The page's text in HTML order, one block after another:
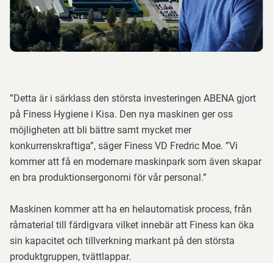
”Detta är i särklass den största investeringen ABENA gjort
på Finess Hygiene i Kisa. Den nya maskinen ger oss
möjligheten att bli bättre samt mycket mer
konkurrenskraftiga”, säger Finess VD Fredric Moe. ”Vi
kommer att få en modernare maskinpark som även skapar
en bra produktionsergonomi för vår personal.”
Maskinen kommer att ha en helautomatisk process, från
råmaterial till färdigvara vilket innebär att Finess kan öka
sin kapacitet och tillverkning markant på den största
produktgruppen, tvättlappar.